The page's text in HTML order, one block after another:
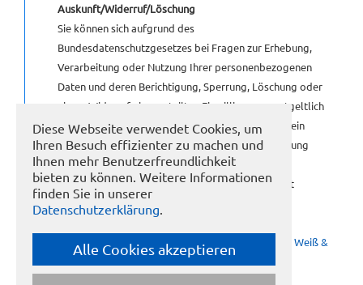
Auskunft/Widerruf/Löschung
Sie können sich aufgrund des
Bundesdatenschutzgesetzes bei Fragen zur Erhebung,
Verarbeitung oder Nutzung Ihrer personenbezogenen
Daten und deren Berichtigung, Sperrung, Löschung oder
einem Widerruf einer erteilten Einwilligung unentgeltlich
an uns wenden. Wir weisen darauf hin, dass Ihnen ein
Recht auf Berichtigung falscher Daten oder Löschung
personenbezogener Daten zusteht, sollte diesem
Anspruch keine gesetzliche Aufbewahrungspflicht
entgegenstehen.
Muster-Datenschutzerklärung der
Anwaltskanzlei Weiß &
Diese Webseite verwendet Cookies, um
Ihren Besuch effizienter zu machen und
Ihnen mehr Benutzerfreundlichkeit
bieten zu können. Weitere Informationen
finden Sie in unserer
Datenschutzerklärung.
Alle Cookies akzeptieren